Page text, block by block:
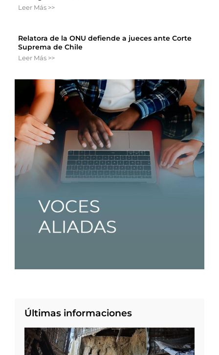
Leer Más >>
Relatora de la ONU defiende a jueces ante Corte
Suprema de Chile
Leer Más >>
Últimas informaciones